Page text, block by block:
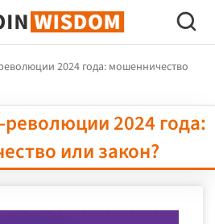
Мудрость
2024 года: мошенничество
2024 года:
или закон?